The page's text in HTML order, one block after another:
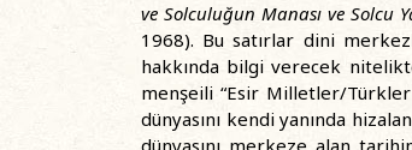
ve Solculuğun Manası ve Solcu
1968). Bu satırlar dini
hakkında bilgi verecek
menşeili “Esir Milletler/
dünyasını kendi yanında
dünyasını merkeze alan